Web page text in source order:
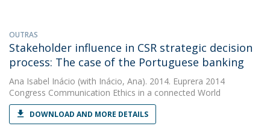
OUTRAS
Stakeholder influence in CSR strategic decision
process: The case of the Portuguese banking
Ana Isabel Inácio (with Inácio, Ana). 2014. Euprera 2014
Congress Communication Ethics in a connected World
DOWNLOAD AND MORE DETAILS